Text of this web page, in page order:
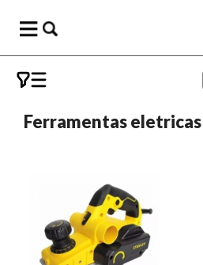
Ferramentas eletricas